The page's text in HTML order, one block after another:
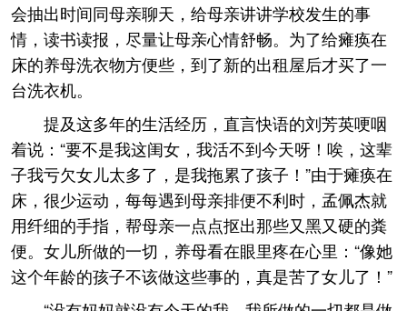
会抽出时间同母亲聊天，给母亲讲讲学校发生的事
情，读书读报，尽量让母亲心情舒畅。为了给瘫痪在
床的养母洗衣物方便些，到了新的出租屋后才买了一
台洗衣机。
提及这多年的生活经历，直言快语的刘芳英哽咽
着说：“要不是我这闺女，我活不到今天呀！唉，这辈
子我亏欠女儿太多了，是我拖累了孩子！”由于瘫痪在
床，很少运动，每每遇到母亲排便不利时，孟佩杰就
用纤细的手指，帮母亲一点点抠出那些又黑又硬的粪
便。女儿所做的一切，养母看在眼里疼在心里：“像她
这个年龄的孩子不该做这些事的，真是苦了女儿了！”